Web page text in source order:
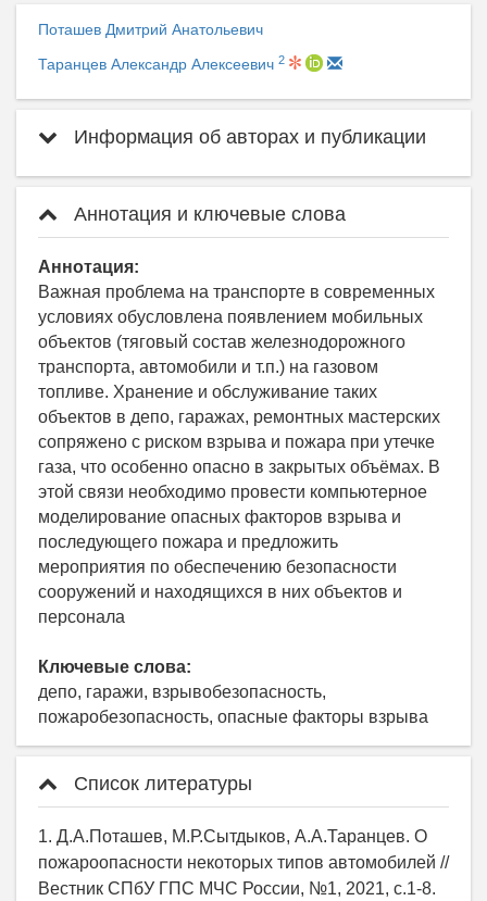
Поташев Дмитрий Анатольевич
Таранцев Александр Алексеевич 2
Информация об авторах и публикации
Аннотация и ключевые слова
Аннотация:
Важная проблема на транспорте в современных
условиях обусловлена появлением мобильных
объектов (тяговый состав железнодорожного
транспорта, автомобили и т.п.) на газовом
топливе. Хранение и обслуживание таких
объектов в депо, гаражах, ремонтных мастерских
сопряжено с риском взрыва и пожара при утечке
газа, что особенно опасно в закрытых объёмах. В
этой связи необходимо провести компьютерное
моделирование опасных факторов взрыва и
последующего пожара и предложить
мероприятия по обеспечению безопасности
сооружений и находящихся в них объектов и
персонала
Ключевые слова:
депо, гаражи, взрывобезопасность,
пожаробезопасность, опасные факторы взрыва
Список литературы
1. Д.А.Поташев, М.Р.Сытдыков, А.А.Таранцев. О
пожароопасности некоторых типов автомобилей //
Вестник СПбУ ГПС МЧС России, №1, 2021, с.1-8.